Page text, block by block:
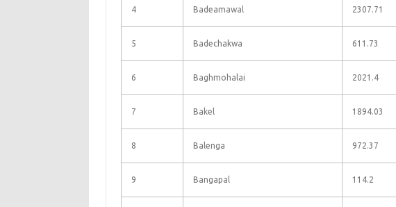
4 Badeamawal 2307.71
5 Badechakwa 611.73
6 Baghmohalai 2021.4
7 Bakel 1894.03
8 Balenga 972.37
9 Bangapal 114.2